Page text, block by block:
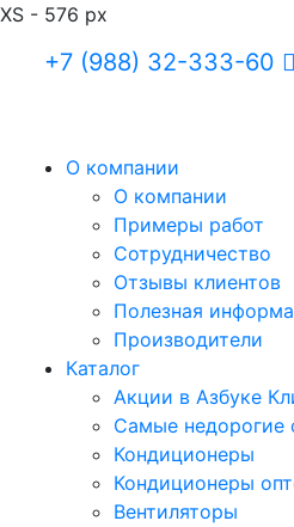
XS - 576 px
+7 (988) 32-333-60
О компании
О компании
Примеры работ
Сотрудничество
Отзывы клиентов
Полезная
Производители
Каталог
Акции в Азбуке
Самые недорогие
Кондиционеры
Кондиционеры
Вентиляторы